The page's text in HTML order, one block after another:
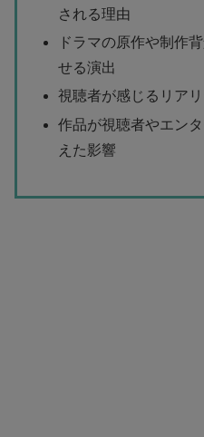
される理由
ドラマの原作や制作
せる演出
視聴者が感じるリア
作品が視聴者やエン
えた影響